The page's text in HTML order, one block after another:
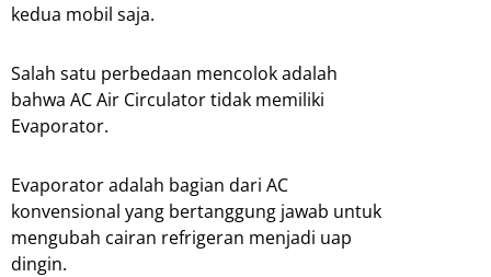
kedua mobil saja.
Salah satu perbedaan mencolok adalah
bahwa AC Air Circulator tidak memiliki
Evaporator.
Evaporator adalah bagian dari AC
konvensional yang bertanggung jawab untuk
mengubah cairan refrigeran menjadi uap
dingin.